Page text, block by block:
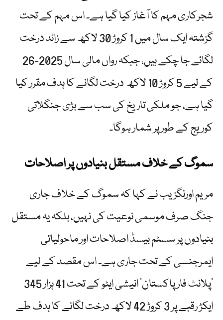
شجرکاری مہم کا آغاز کیا گیا ہے۔ اس مہم کے تحت
گزشتہ ایک سال میں 1 کروڑ 30 لاکھ سے زائد درخت
لگائے جا چکے ہیں، جبکہ رواں مالی سال 2025-26
کے لیے 5 کروڑ 10 لاکھ درخت لگانے کا ہدف مقرر کیا
گیا ہے، جو ملکی تاریخ کی سب سے بڑی جنگلاتی
کوریج کے طور پر شمار ہوگا۔
سموگ کے خلاف مستقل بنیادوں پر اصلاحات
مریم اورنگزیب نے کہا کہ سموگ کے خلاف جاری
جنگ صرف موسمی نوعیت کی نہیں، بلکہ یہ مستقل
بنیادوں پر سسٹم بیسڈ اصلاحات اور ماحولیاتی
ایمرجنسی کے تحت جاری ہے۔ اس مقصد کے لیے
’پلانٹ فار پاکستان‘ انیشی ایٹو کے تحت 41 ہزار 345
ایکڑ رقبے پر 3 کروڑ 42 لاکھ درخت لگانے کا ہدف طے